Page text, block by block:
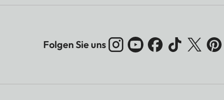
Folgen Sie uns